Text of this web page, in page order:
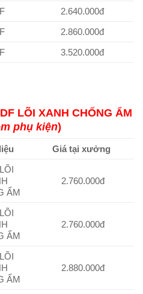
2.640.000đ
2.860.000đ
3.520.000đ
LÕI XANH CHỐNG ẨM
phụ kiện)
Giá tại xưởng
ẨM
2.760.000đ
ẨM
2.760.000đ
ẨM
2.880.000đ